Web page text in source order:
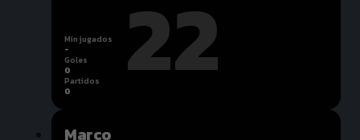
Min jugados
-
Goles
0
Partidos
0
22
Marco